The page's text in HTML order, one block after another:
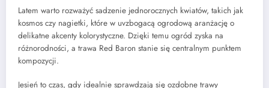
Latem warto rozważyć sadzenie jednorocznych kwiatów, takich jak
kosmos czy nagietki, które w uvzbogacą ogrodową aranżację o
delikatne akcenty kolorystyczne. Dzięki temu ogród zyska na
różnorodności, a trawa Red Baron stanie się centralnym punktem
kompozycji.
Jesień to czas, gdy idealnie sprawdzają się ozdobne trawy